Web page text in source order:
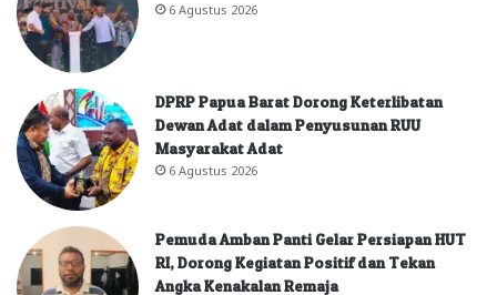
6 Agustus 2026
DPRP Papua Barat Dorong Keterlibatan
Dewan Adat dalam Penyusunan RUU
Masyarakat Adat
6 Agustus 2026
Pemuda Amban Panti Gelar Persiapan HUT
RI, Dorong Kegiatan Positif dan Tekan
Angka Kenakalan Remaja